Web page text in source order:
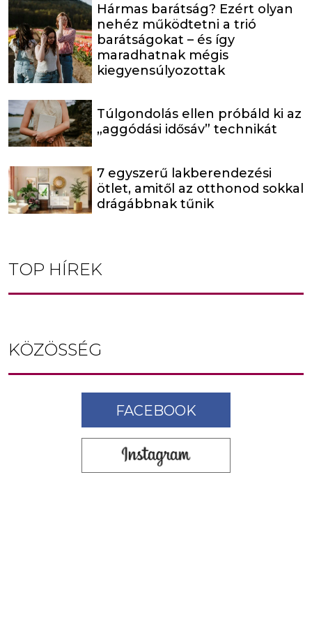
Hármas barátság? Ezért olyan
nehéz működtetni a trió
barátságokat – és így
maradhatnak mégis
kiegyensúlyozottak
Túlgondolás ellen próbáld ki az
„aggódási idősáv” technikát
7 egyszerű lakberendezési
ötlet, amitől az otthonod sokkal
drágábbnak tűnik
TOP HÍREK
KÖZÖSSÉG
FACEBOOK